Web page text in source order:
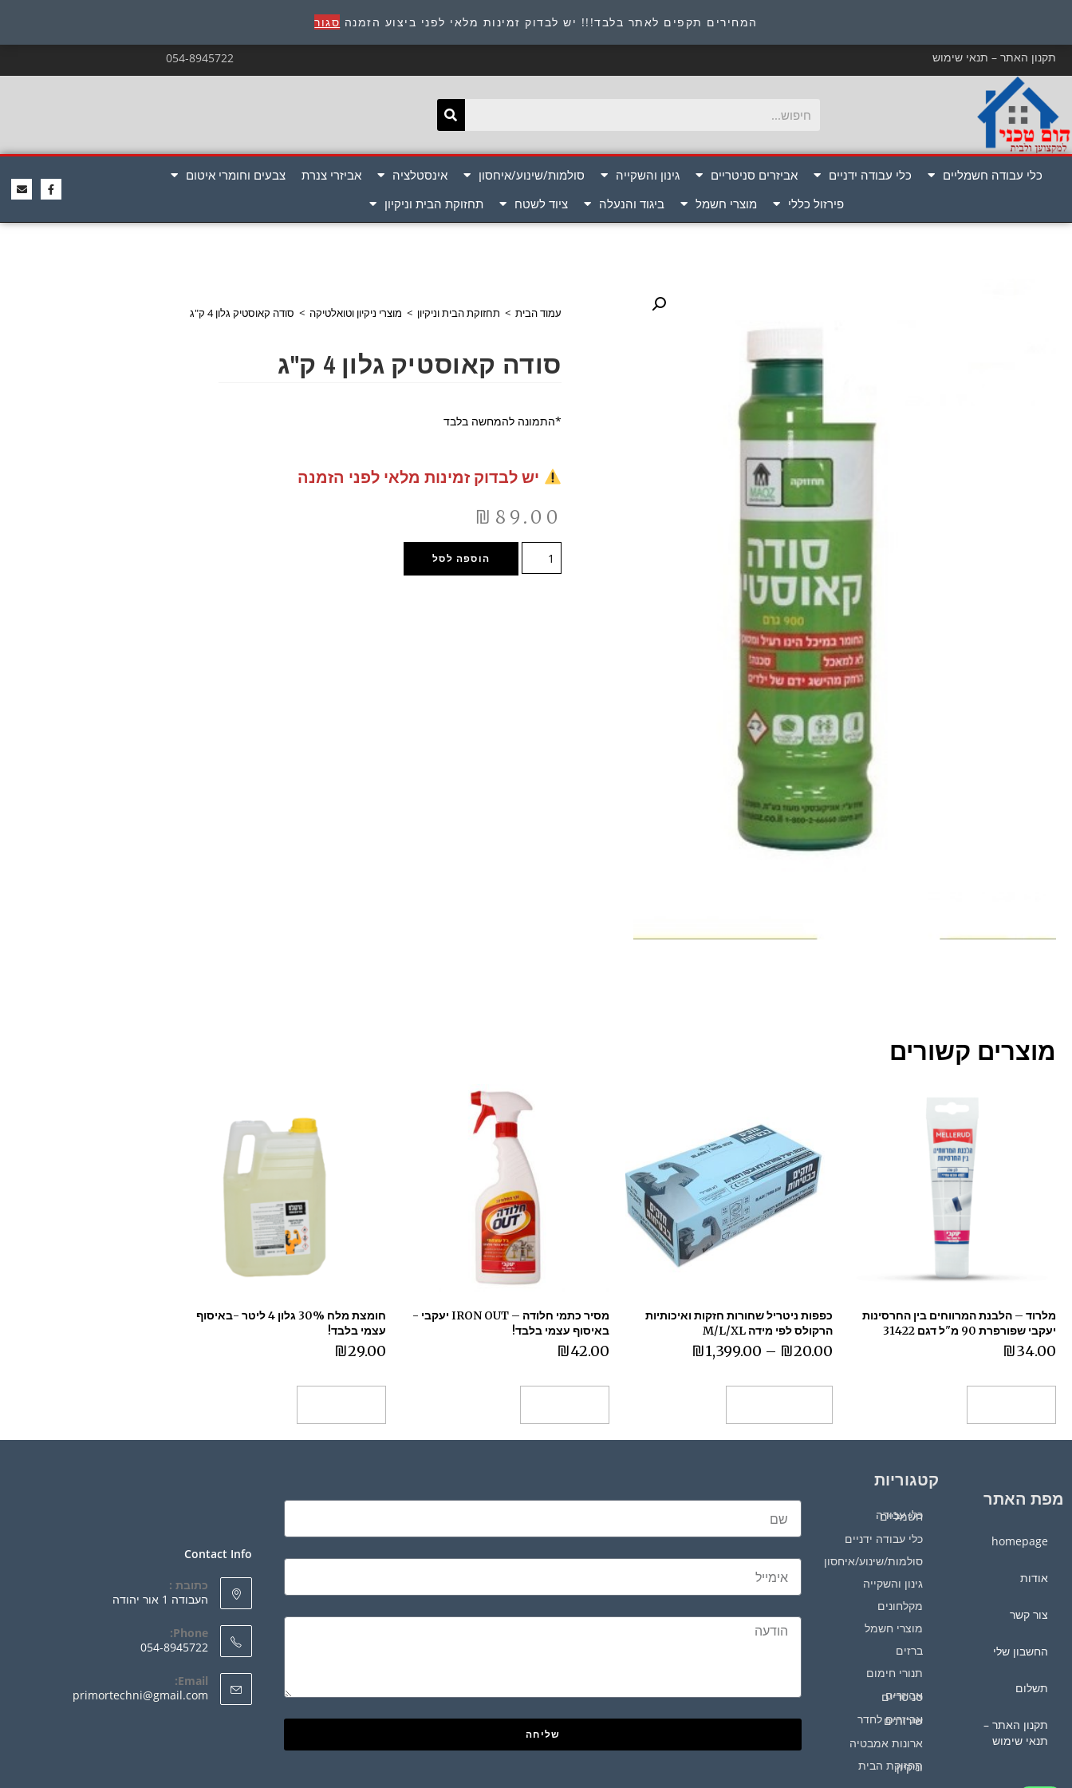
המחירים תקפים לאתר בלבד!!! יש לבדוק זמינות מלאי לפני ביצוע הזמנה סגור כתובת : היוזמים 9 אור יהודה שירות לקוחות 054-8945722
תקנון האתר – תנאי שימוש 054-8945722
כלי עבודה חשמליים כלי עבודה ידניים אביזרים סניטריים גינון והשקייה סולמות/שינוע/איחסון אינסטלציה אביזרי צנרת
צבעים וחומרי איטום
פירזול כללי
מוצרי חשמל ביגוד והנעלה ציוד לשטח תחזוקת הבית וניקיון
עמוד הבית > תחזוקת הבית וניקיון > מוצרי ניקיון וטואלטיקה > סודה קאוסטיק גלון 4 ק"ג
סודה קאוסטיק גלון 4 ק"ג
*התמונה להמחשה בלבד
יש לבדוק זמינות מלאי לפני הזמנה
₪ 89.00
הוספה לסל
מוצרים קשורים
מלרוד – הלבנת המרווחים בין החרסינות
יעקבי שפורפרת 90 מ"ל דגם 31422
₪34.00
כפפות ניטריל שחורות חזקות ואיכותיות
הרקולס לפי מידה M/L/XL
₪20.00
–
₪1,399.00
מסיר כתמי חלודה – IRON OUT יעקבי -
באיסוף עצמי בלבד!
₪42.00
חומצת מלח 30% גלון 4 ליטר -באיסוף
עצמי בלבד!
₪29.00
מפת האתר
homepage
אודות
צור קשר
החשבון שלי
תשלום
תקנון האתר –
תנאי שימוש
קטגוריות
כלי עבודה חשמליים
כלי עבודה ידניים
סולמות/שינוע/איחסון
גינון והשקייה
מקלחונים
מוצרי חשמל
ברזים
תנורי חימום
אביזרים סניטריים
אביזרים לחדר שירותים
ארונות אמבטיה
תחזוקת הבית וניקיון
שליחה
Contact Info
כתובת :
העבודה 1 אור יהודה
Phone:
054-8945722
Email:
primortechni@gmail.com